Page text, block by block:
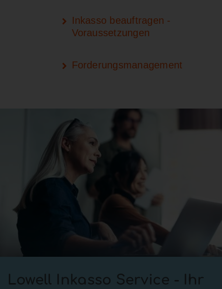
Inkasso beauftragen -
Voraussetzungen
Forderungsmanagement
Lowell Inkasso Service - Ihr